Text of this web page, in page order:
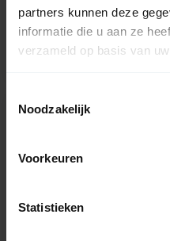
partners kunnen deze
informatie die u aan ze
verzameld op basis van
Noodzakelijk
Voorkeuren
Statistieken
handheld transmitter